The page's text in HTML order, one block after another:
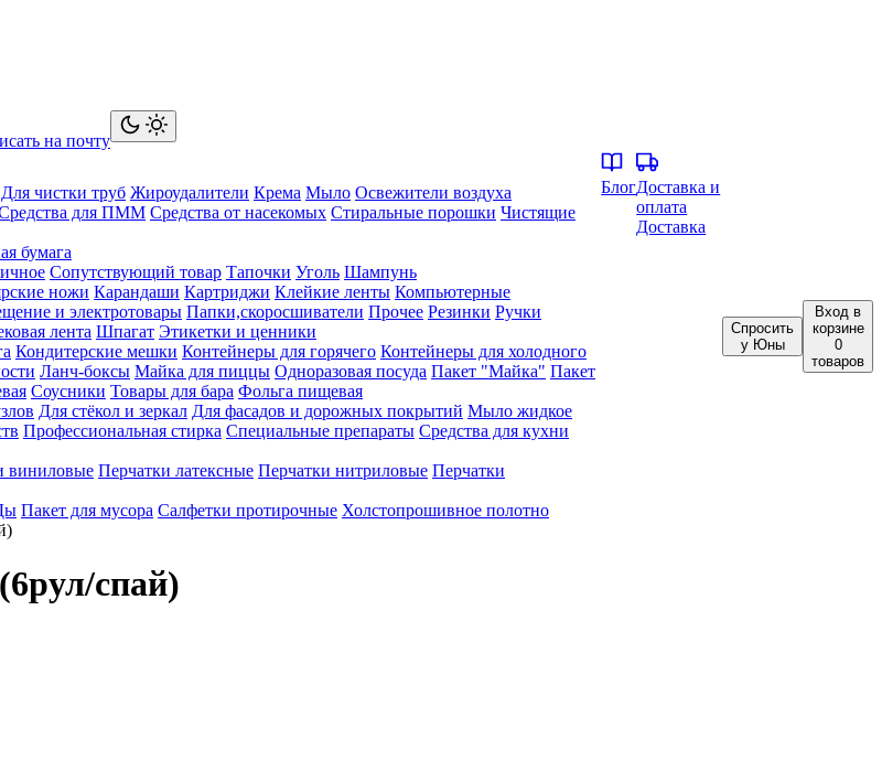
на почту
Для чистки труб Жироудалители Крема Мыло Освежители воздуха
для ПММ Средства от насекомых Стиральные порошки Чистящие
бумага
Сопутствующий товар Тапочки Уголь Шампунь
ножи Карандаши Картриджи Клейкие ленты Компьютерные
и электротовары Папки,скоросшиватели Прочее Резинки Ручки
лента Шпагат Этикетки и ценники
Кондитерские мешки Контейнеры для горячего Контейнеры для холодного
Ланч-боксы Майка для пиццы Одноразовая посуда Пакет "Майка" Пакет
Соусники Товары для бара Фольга пищевая
Для стёкол и зеркал Для фасадов и дорожных покрытий Мыло жидкое
Профессиональная стирка Специальные препараты Средства для кухни
виниловые Перчатки латексные Перчатки нитриловые Перчатки
Пакет для мусора Салфетки протирочные Холстопрошивное полотно
БлогДоставка и
оплата
Доставка
Спросить
у Юны
Вход в
корзине
0
товаров
спай)